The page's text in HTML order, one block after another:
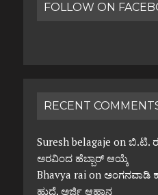
FOLLOW ON
RECENT
Suresh belagaje on ಬಿ.ಟಿ.
ಅರವಿಂದ ಹೆಬ್ಬಾರ್ ಆಯ್ಕೆ
Bhavya raion ಅಂಗನವಾಡಿ
ಹುದ್ದೆ, ಅರ್ಜಿ ಆಹ್ವಾನ